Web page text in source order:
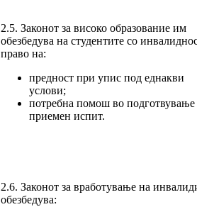
2.5. Законот за високо образование им
обезбедува на студентите со
право на:
предност при упис под еднакви
услови;
потребна помош во подготвување
приемен испит.
2.6. Законот за вработување на
обезбедува: